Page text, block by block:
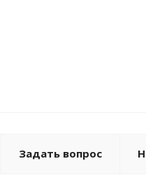
Задать вопрос